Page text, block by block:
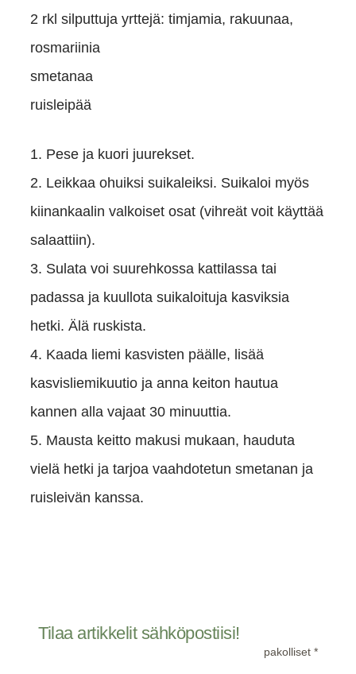
2 rkl silputtuja yrttejä: timjamia, rakuunaa,
rosmariinia
smetanaa
ruisleipää
1. Pese ja kuori juurekset.
2. Leikkaa ohuiksi suikaleiksi. Suikaloi myös
kiinankaalin valkoiset osat (vihreät voit käyttää
salaattiin).
3. Sulata voi suurehkossa kattilassa tai
padassa ja kuullota suikaloituja kasviksia
hetki. Älä ruskista.
4. Kaada liemi kasvisten päälle, lisää
kasvisliemikuutio ja anna keiton hautua
kannen alla vajaat 30 minuuttia.
5. Mausta keitto makusi mukaan, hauduta
vielä hetki ja tarjoa vaahdotetun smetanan ja
ruisleivän kanssa.
Tilaa artikkelit sähköpostiisi!
pakolliset *